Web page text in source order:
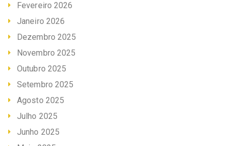
Fevereiro 2026
Janeiro 2026
Dezembro 2025
Novembro 2025
Outubro 2025
Setembro 2025
Agosto 2025
Julho 2025
Junho 2025